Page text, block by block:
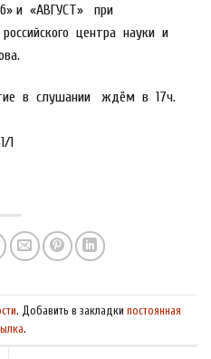
и «АВГУСТ» при
центра науки и
в слушании ждём в 17ч.
1
. Добавить в закладки постоянная
.